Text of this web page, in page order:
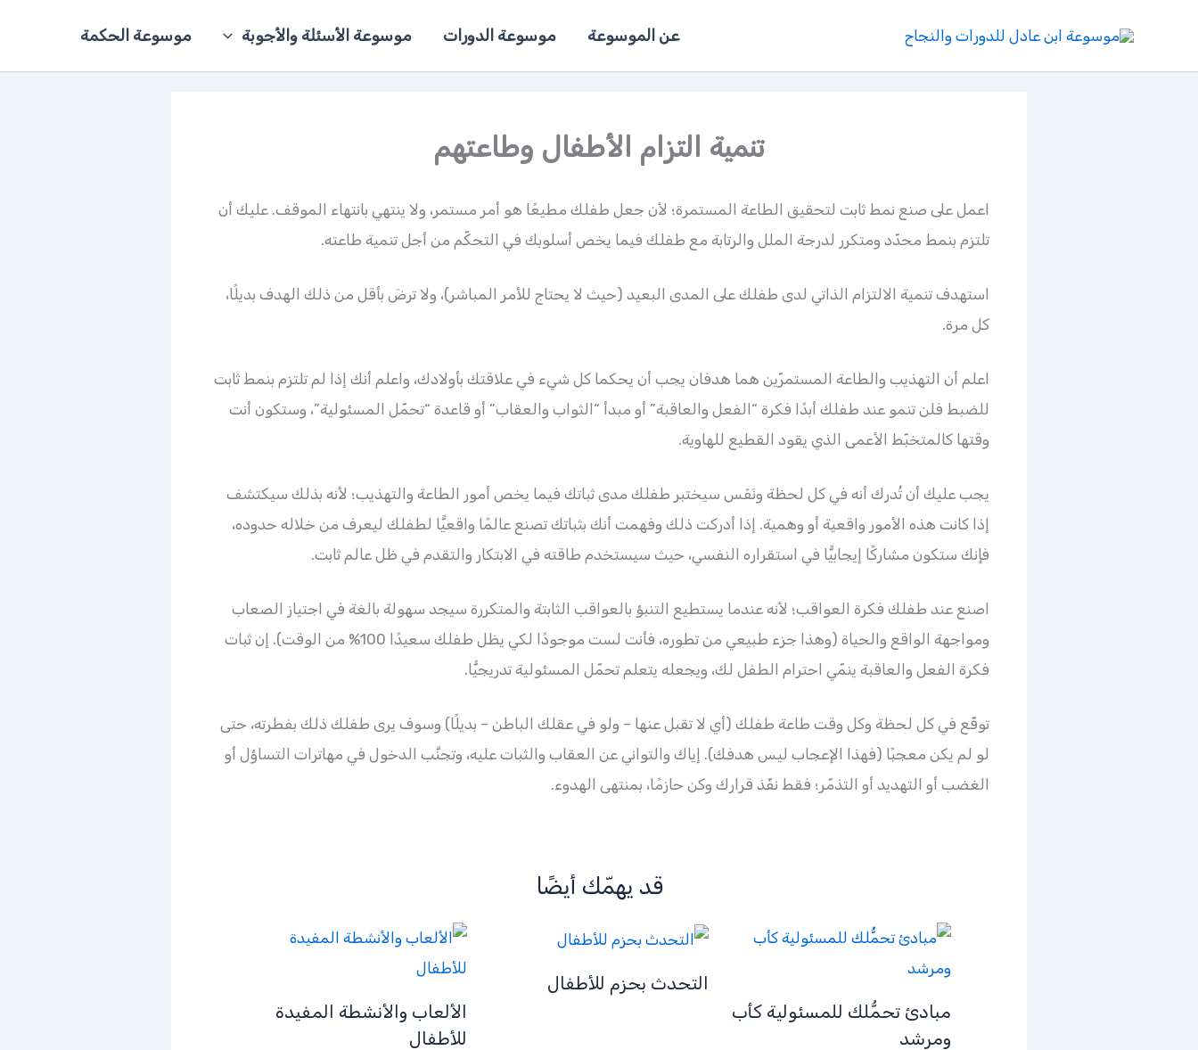
المحتوى
عن الموسوعة موسوعة الدورات موسوعة الأسئلة والأجوبة موسوعة الحكمة
تنمية التزام الأطفال وطاعتهم
اعمل على صنع نمط ثابت لتحقيق الطاعة المستمرة؛ لأن جعل طفلك مطيعًا هو أمر مستمر، ولا ينتهي بانتهاء الموقف. عليك أن
تلتزم بنمط محدّد ومتكرر لدرجة الملل والرتابة مع طفلك فيما يخص أسلوبك في التحكّم من أجل تنمية طاعته.
استهدف تنمية الالتزام الذاتي لدى طفلك على المدى البعيد (حيث لا يحتاج للأمر المباشر)، ولا ترضَ بأقل من ذلك الهدف بديلًا،
كل مرة.
اعلم أن التهذيب والطاعة المستمرّين هما هدفان يجب أن يحكما كل شيء في علاقتك بأولادك، واعلم أنك إذا لم تلتزم بنمط ثابت
للضبط فلن تنمو عند طفلك أبدًا فكرة “الفعل والعاقبة” أو مبدأ “الثواب والعقاب” أو قاعدة “تحمّل المسئولية”، وستكون أنت
وقتها كالمتخبّط الأعمى الذي يقود القطيع للهاوية.
يجب عليك أن تُدرك أنه في كل لحظة ونَفَس سيختبر طفلك مدى ثباتك فيما يخص أمور الطاعة والتهذيب؛ لأنه بذلك سيكتشف
إذا كانت هذه الأمور واقعية أو وهمية. إذا أدركت ذلك وفهمت أنك بثباتك تصنع عالمًا واقعيًّا لطفلك ليعرف من خلاله حدوده،
فإنك ستكون مشاركًا إيجابيًّا في استقراره النفسي، حيث سيستخدم طاقته في الابتكار والتقدم في ظل عالم ثابت.
اصنع عند طفلك فكرة العواقب؛ لأنه عندما يستطيع التنبؤ بالعواقب الثابتة والمتكررة سيجد سهولة بالغة في اجتياز الصعاب
ومواجهة الواقع والحياة (وهذا جزء طبيعي من تطوره، فأنت لست موجودًا لكي يظل طفلك سعيدًا 100% من الوقت). إن ثبات
فكرة الفعل والعاقبة ينمّي احترام الطفل لك، ويجعله يتعلم تحمّل المسئولية تدريجيًّا.
توقّع في كل لحظة وكل وقت طاعة طفلك (أي لا تقبل عنها – ولو في عقلك الباطن – بديلًا) وسوف يرى طفلك ذلك بفطرته، حتى
لو لم يكن معجبًا (فهذا الإعجاب ليس هدفك). إياك والتواني عن العقاب والثبات عليه، وتجنَّب الدخول في مهاترات التساؤل أو
الغضب أو التهديد أو التذمّر؛ فقط نفّذ قرارك وكن حازمًا، بمنتهى الهدوء.
قد يهمّك أيضًا
مبادئ تحمُّلك للمسئولية كأب
ومرشد
التحدث بحزم للأطفال
الألعاب والأنشطة المفيدة
للأطفال